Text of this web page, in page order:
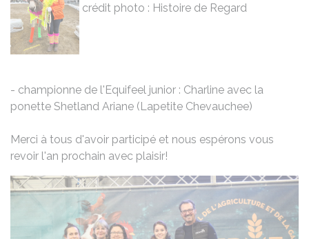
crédit photo : Histoire de Regard
- championne de l'Equifeel junior : Charline avec la
ponette Shetland Ariane (Lapetite Chevauchee)
Merci à tous d'avoir participé et nous espérons vous
revoir l'an prochain avec plaisir!